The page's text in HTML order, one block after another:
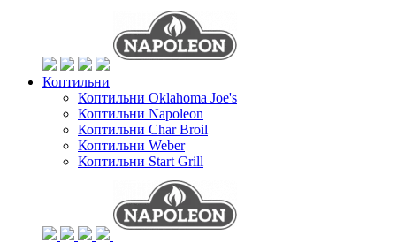
Коптильни
Коптильни Oklahoma Joe's
Коптильни Napoleon
Коптильни Char Broil
Коптильни Weber
Коптильни Start Grill